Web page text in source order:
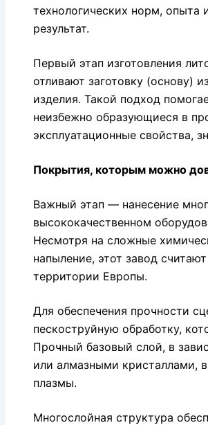
технологических норм, опыта
результат.
Первый этап изготовления
отливают заготовку (основу)
изделия. Такой подход
неизбежно образующиеся в
эксплуатационные свойства,
Покрытия, которым можно
Важный этап — нанесение
высококачественном
Несмотря на сложные
напыление, этот завод
территории Европы.
Для обеспечения прочности
пескоструйную обработку,
Прочный базовый слой, в
или алмазными кристаллами,
плазмы.
Многослойная структура